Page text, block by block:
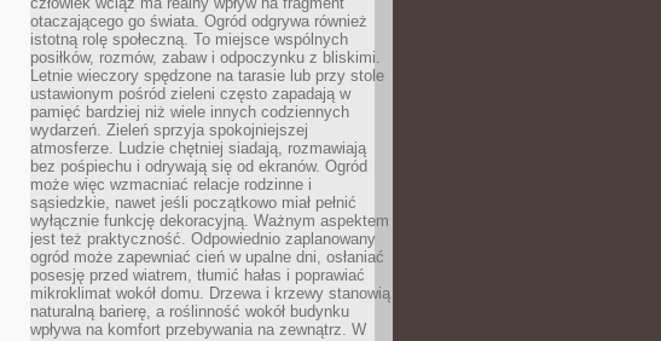
otaczającego go świata. Ogród odgrywa również
istotną rolę społeczną. To miejsce wspólnych
posiłków, rozmów, zabaw i odpoczynku z bliskimi.
Letnie wieczory spędzone na tarasie lub przy stole
ustawionym pośród zieleni często zapadają w
pamięć bardziej niż wiele innych codziennych
wydarzeń. Zieleń sprzyja spokojniejszej
atmosferze. Ludzie chętniej siadają, rozmawiają
bez pośpiechu i odrywają się od ekranów. Ogród
może więc wzmacniać relacje rodzinne i
sąsiedzkie, nawet jeśli początkowo miał pełnić
wyłącznie funkcję dekoracyjną. Ważnym aspektem
jest też praktyczność. Odpowiednio zaplanowany
ogród może zapewniać cień w upalne dni, osłaniać
posesję przed wiatrem, tłumić hałas i poprawiać
mikroklimat wokół domu. Drzewa i krzewy stanowią
naturalną barierę, a roślinność wokół budynku
wpływa na komfort przebywania na zewnątrz. W